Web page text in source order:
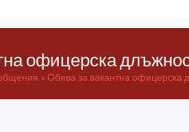
офицерска
Обява за вакантна офицерска